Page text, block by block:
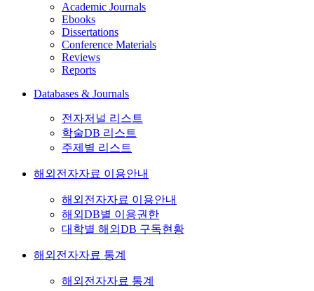
Academic Journals
Ebooks
Dissertations
Conference Materials
Reviews
Reports
Databases & Journals
전자저널 리스트
학술DB 리스트
주제별 리스트
해외전자자료 이용안내
해외전자자료 이용안내
해외DB별 이용권한
대학별 해외DB 구독현황
해외전자자료 통계
해외전자자료 통계